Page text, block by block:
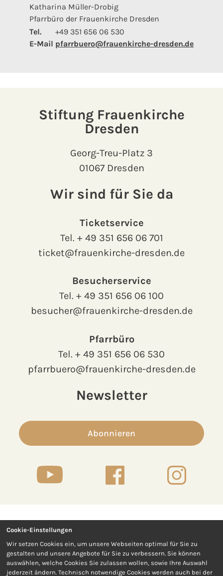
Katharina Müller-Drobig
Pfarrbüro der Frauenkirche Dresden
Tel. +49 351 656 06 530
E-Mail pfarrbuero@frauenkirche-dresden.de
Stiftung Frauenkirche
Dresden
Georg-Treu-Platz 3
01067 Dresden
Wir sind für Sie da
Ticketservice
Tel. + 49 351 656 06 701
ticket@frauenkirche-dresden.de
Besucherservice
Tel. + 49 351 656 06 100
besucher@frauenkirche-dresden.de
Pfarrbüro
Tel. + 49 351 656 06 530
pfarrbuero@frauenkirche-dresden.de
Newsletter
Abonnieren
Kontakt
Impressum Datenschutz
Cookie-Einstellungen
Wir setzen Cookies ein, um unsere Webseiten optimal für Sie zu
gestalten und unsere Angebote für Sie zu verbessern. Sie können
auswählen, welche Cookies Sie zulassen wollen, sowie Ihre Auswahl
jederzeit ändern. Technisch notwendige Cookies werden auch bei der